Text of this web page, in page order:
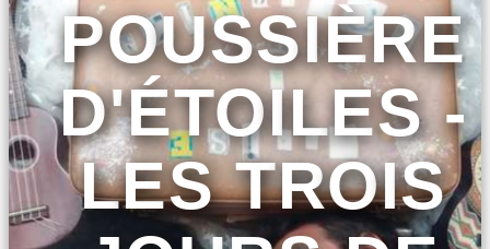
POUSSIÈRE
D'ÉTOILES -
LES TROIS